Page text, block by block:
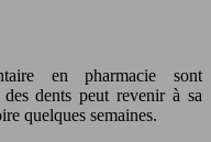
en pharmacie sont
dents peut revenir à sa
quelques semaines.